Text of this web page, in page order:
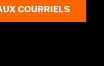
COURRIELS